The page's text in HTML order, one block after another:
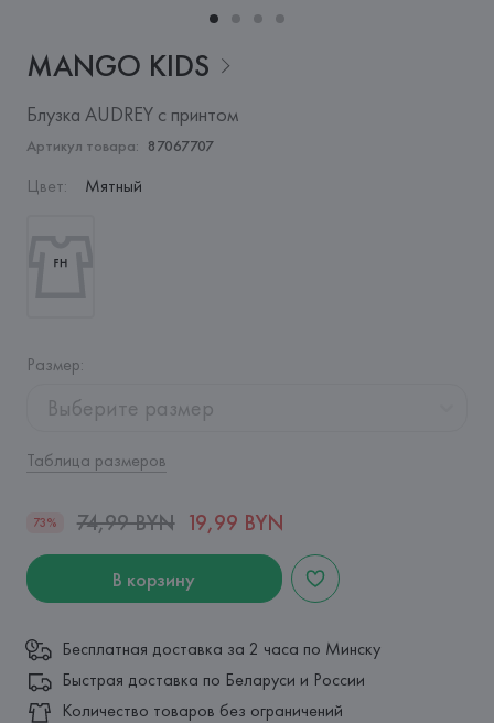
MANGO KIDS
Блузка AUDREY с принтом
Артикул товара: 87067707
Цвет: Мятный
Размер:
Выберите размер
Таблица размеров
73% 74,99 BYN 19,99 BYN
В корзину
Бесплатная доставка за 2 часа по Минску
Быстрая доставка по Беларуси и России
Количество товаров без ограничений